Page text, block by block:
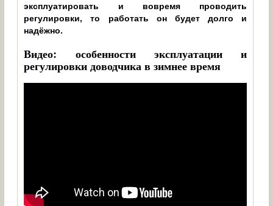
эксплуатировать и вовремя проводить
регулировки, то работать он будет долго и
надёжно.
Видео: особенности эксплуатации и
регулировки доводчика в зимнее время